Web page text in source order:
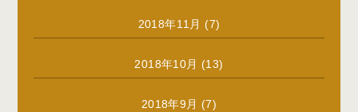
2018年11月 (7)
2018年10月 (13)
2018年9月 (7)